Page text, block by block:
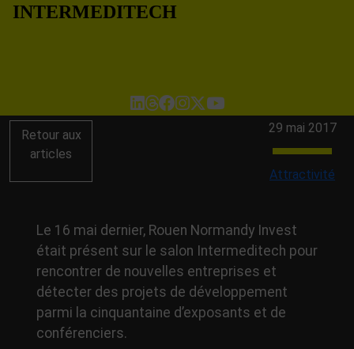
INTERMEDITECH
Retour aux
articles
29 mai 2017
Attractivité
Le 16 mai dernier, Rouen Normandy Invest
était présent sur le salon Intermeditech pour
rencontrer de nouvelles entreprises et
détecter des projets de développement
parmi la cinquantaine d’exposants et de
conférenciers.